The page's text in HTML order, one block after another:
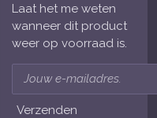
Laat het me weten
wanneer dit product
weer op voorraad is.
Verzenden